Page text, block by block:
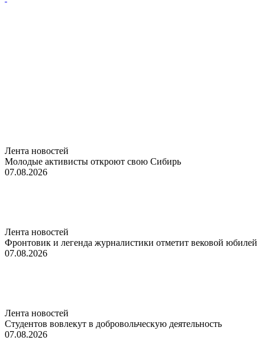
Лента новостей
Молодые активисты откроют свою Сибирь
07.08.2026
Лента новостей
Фронтовик и легенда журналистики отметит вековой юбилей
07.08.2026
Лента новостей
Студентов вовлекут в добровольческую деятельность
07.08.2026